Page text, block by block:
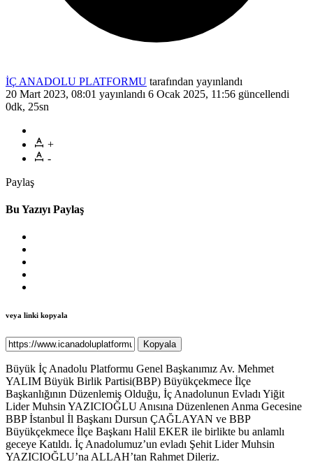
İÇ ANADOLU PLATFORMU tarafından yayınlandı
20 Mart 2023, 08:01 yayınlandı 6 Ocak 2025, 11:56 güncellendi
0dk, 25sn
+
-
Paylaş
Bu Yazıyı Paylaş
veya linki kopyala
Kopyala
Büyük İç Anadolu Platformu Genel Başkanımız Av. Mehmet
YALIM Büyük Birlik Partisi(BBP) Büyükçekmece İlçe
Başkanlığının Düzenlemiş Olduğu, İç Anadolunun Evladı Yiğit
Lider Muhsin YAZICIOĞLU Anısına Düzenlenen Anma Gecesine
BBP İstanbul İl Başkanı Dursun ÇAĞLAYAN ve BBP
Büyükçekmece İlçe Başkanı Halil EKER ile birlikte bu anlamlı
geceye Katıldı. İç Anadolumuz’un evladı Şehit Lider Muhsin
YAZICIOĞLU’na ALLAH’tan Rahmet Dileriz.